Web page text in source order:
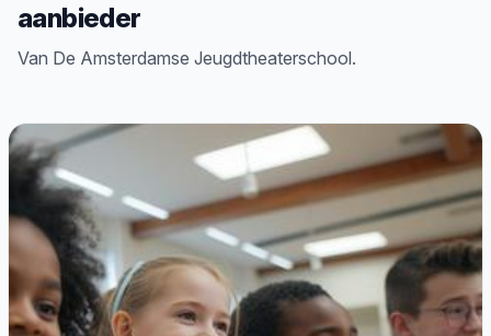
aanbieder
Van De Amsterdamse Jeugdtheaterschool.